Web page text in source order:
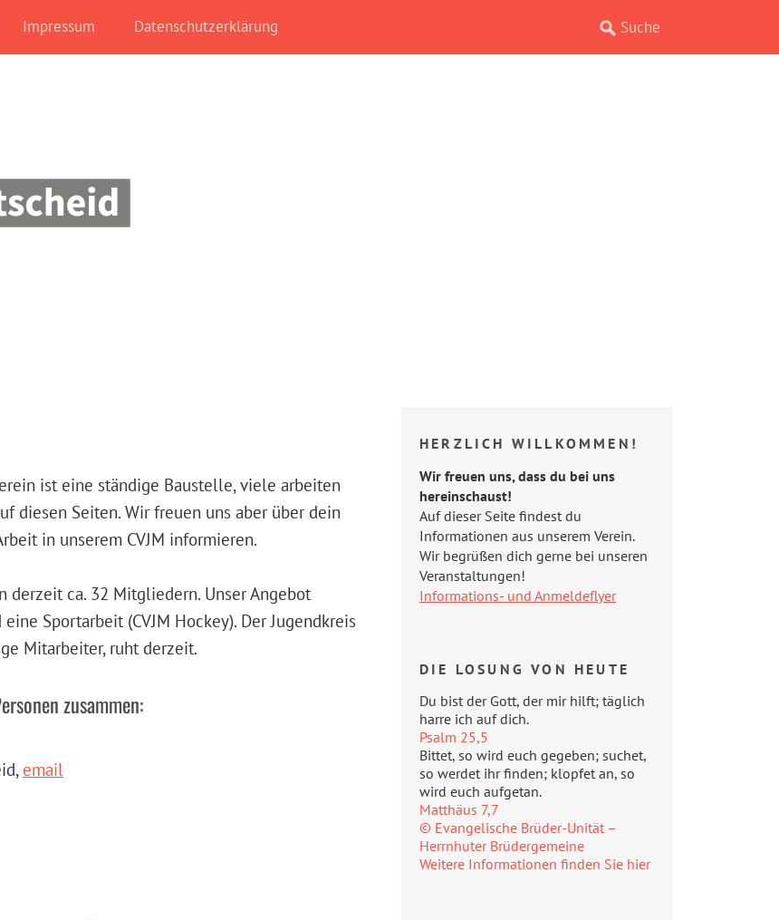
Impressum Datenschutzerklärung
ist eine ständige Baustelle, viele arbeiten
diesen Seiten. Wir freuen uns aber über dein
in unserem CVJM informieren.
derzeit ca. 32 Mitgliedern. Unser Angebot
Sportarbeit (CVJM Hockey). Der Jugendkreis
Mitarbeiter, ruht derzeit.
zusammen:
email
HERZLICH WILLKOMMEN!
Wir freuen uns, dass du bei uns
hereinschaust!
Auf dieser Seite findest du
Informationen aus unserem Verein.
Wir begrüßen dich gerne bei unseren
Veranstaltungen!
Informations- und Anmeldeflyer
DIE LOSUNG VON HEUTE
Du bist der Gott, der mir hilft; täglich
harre ich auf dich.
Psalm 25,5
Bittet, so wird euch gegeben; suchet,
so werdet ihr finden; klopfet an, so
wird euch aufgetan.
Matthäus 7,7
© Evangelische Brüder-Unität –
Herrnhuter Brüdergemeine
Weitere Informationen finden Sie hier